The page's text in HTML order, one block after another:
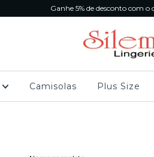
Ganhe 5% de desconto com
Camisolas Plus Size